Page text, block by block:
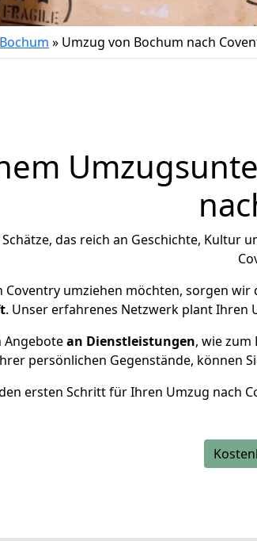
» Umzug von Bochum nach
das reich an Geschichte, Kultur
Coventry umziehen möchten, sorgen
. Unser erfahrenes Netzwerk plant Ihren
Angebotean Dienstleistungen, wie zum
persönlichen Gegenstände, können
ersten Schritt für Ihren Umzug nach